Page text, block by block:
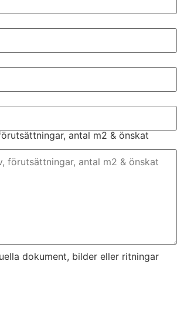
antal m2 & önskat
dokument, bilder eller ritningar